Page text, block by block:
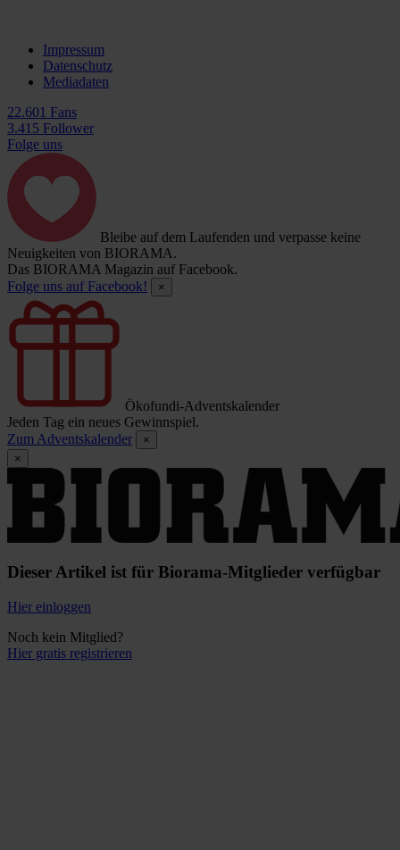
Impressum
Datenschutz
Mediadaten
22.601 Fans
3.415 Follower
Folge uns
Bleibe auf dem Laufenden und verpasse keine
Neuigkeiten von BIORAMA.
Das BIORAMA Magazin auf Facebook.
Folge uns auf Facebook!
×
Ökofundi-Adventskalender
Jeden Tag ein neues Gewinnspiel.
Zum Adventskalender
×
×
Dieser Artikel ist für Biorama-Mitglieder verfügbar
Hier einloggen
Noch kein Mitglied?
Hier gratis registrieren